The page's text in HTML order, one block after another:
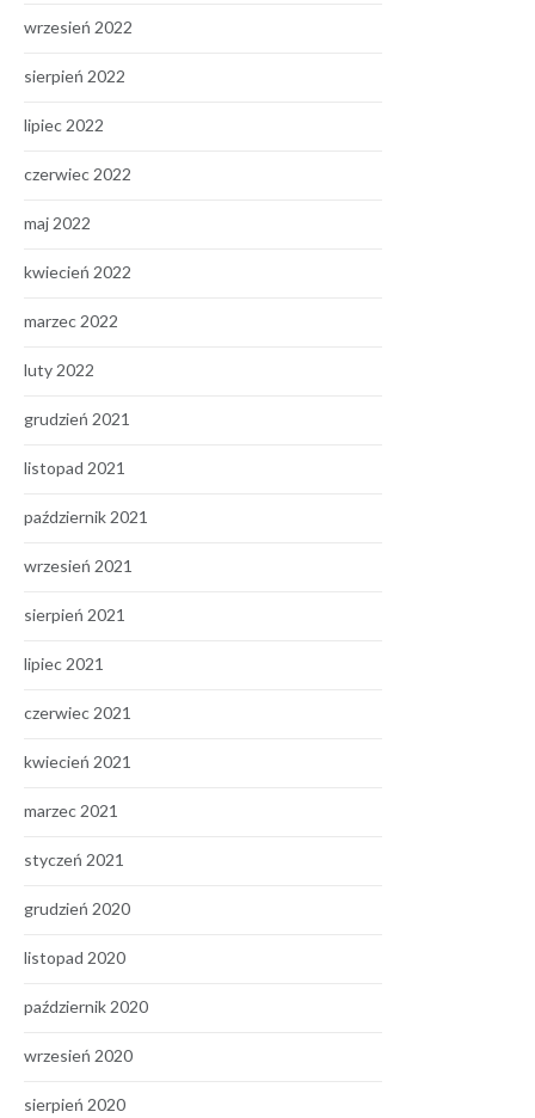
wrzesień 2022
sierpień 2022
lipiec 2022
czerwiec 2022
maj 2022
kwiecień 2022
marzec 2022
luty 2022
grudzień 2021
listopad 2021
październik 2021
wrzesień 2021
sierpień 2021
lipiec 2021
czerwiec 2021
kwiecień 2021
marzec 2021
styczeń 2021
grudzień 2020
listopad 2020
październik 2020
wrzesień 2020
sierpień 2020